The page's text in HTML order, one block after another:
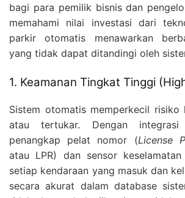
bagi para pemilik bisnis dan
memahami nilai investasi dari
parkir otomatis menawarkan
yang tidak dapat ditandingi oleh
1. Keamanan Tingkat Tinggi
Sistem otomatis memperkecil risiko
atau tertukar. Dengan
penangkap pelat nomor (License
atau LPR) dan sensor
setiap kendaraan yang masuk dan
secara akurat dalam database